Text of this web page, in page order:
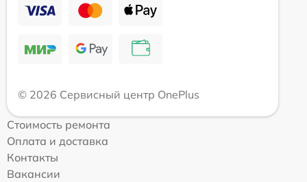
© 2026 Сервисный центр OnePlus
Стоимость ремонта
Оплата и доставка
Контакты
Вакансии